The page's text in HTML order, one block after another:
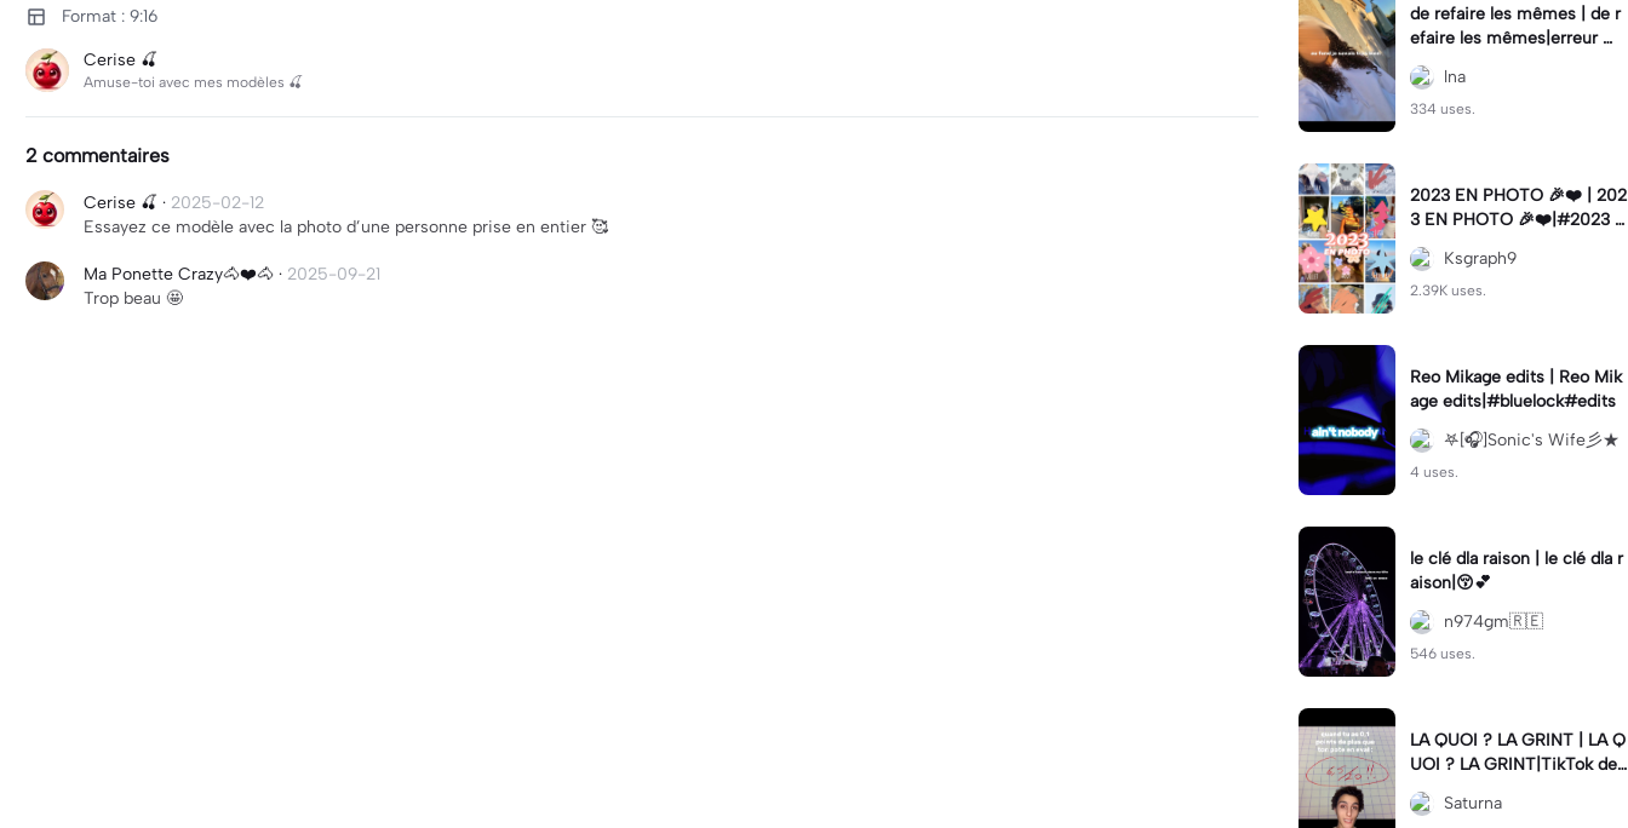
Format : 9:16
Cerise 🍒
Amuse-toi avec mes modèles 🍒
2 commentaires
Cerise 🍒 · 2025-02-12
Essayez ce modèle avec la photo d’une personne prise en entier 🥰
Ma Ponette Crazy🐴❤️🐴 · 2025-09-21
Trop beau 🤩
de refaire les mêmes | de r
efaire les mêmes|erreur 💔
🤟🏽
lna
334 uses.
2023 EN PHOTO 🎉❤️ | 202
3 EN PHOTO 🎉❤️|#2023 #
photo #trend #edit #lifesty
le
Ksgraph9
2.39K uses.
Reo Mikage edits | Reo Mik
age edits|#bluelock#edits
𖤐[🎧]Sonic's Wife彡★
4 uses.
le clé dla raison | le clé dla r
aison|😚💕
n974gm🇷🇪
546 uses.
LA QUOI ? LA GRINT | LA Q
UOI ? LA GRINT|TikTok de l
a personne sami9285#lagri
nt #meme
Saturna